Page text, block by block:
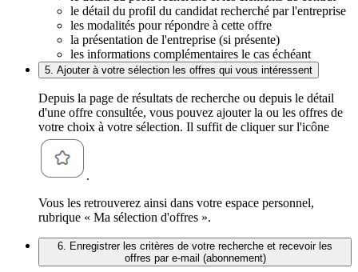
le détail du profil du candidat recherché par l'entreprise
les modalités pour répondre à cette offre
la présentation de l'entreprise (si présente)
les informations complémentaires le cas échéant
5. Ajouter à votre sélection les offres qui vous intéressent
Depuis la page de résultats de recherche ou depuis le détail
d'une offre consultée, vous pouvez ajouter la ou les offres de
votre choix à votre sélection. Il suffit de cliquer sur l'icône
.
Vous les retrouverez ainsi dans votre espace personnel,
rubrique « Ma sélection d'offres ».
6. Enregistrer les critères de votre recherche et recevoir les
offres par e-mail (abonnement)